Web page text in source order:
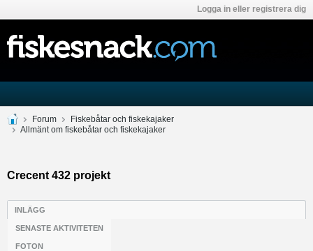
Logga in eller registrera dig
Forum
Fiskebåtar och fiskekajaker
Allmänt om fiskebåtar och fiskekajaker
Crecent 432 projekt
INLÄGG
SENASTE AKTIVITETEN
FOTON